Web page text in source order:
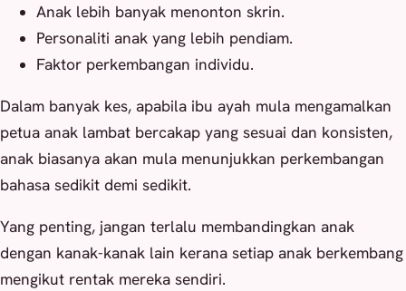
Anak lebih banyak menonton skrin.
Personaliti anak yang lebih pendiam.
Faktor perkembangan individu.
Dalam banyak kes, apabila ibu ayah mula mengamalkan
petua anak lambat bercakap yang sesuai dan konsisten,
anak biasanya akan mula menunjukkan perkembangan
bahasa sedikit demi sedikit.
Yang penting, jangan terlalu membandingkan anak
dengan kanak-kanak lain kerana setiap anak berkembang
mengikut rentak mereka sendiri.